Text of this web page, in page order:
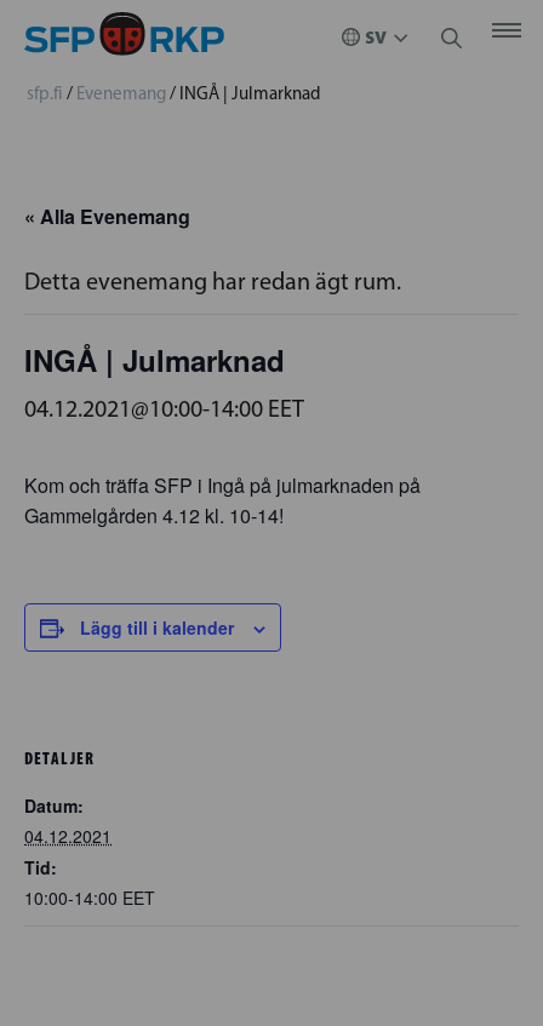
sfp.fi / Evenemang / INGÅ | Julmarknad
« Alla Evenemang
Detta evenemang har redan ägt rum.
INGÅ | Julmarknad
04.12.2021@10:00-14:00 EET
Kom och träffa SFP i Ingå på julmarknaden på
Gammelgården 4.12 kl. 10-14!
Lägg till i kalender
DETALJER
Datum:
04.12.2021
Tid:
10:00-14:00 EET